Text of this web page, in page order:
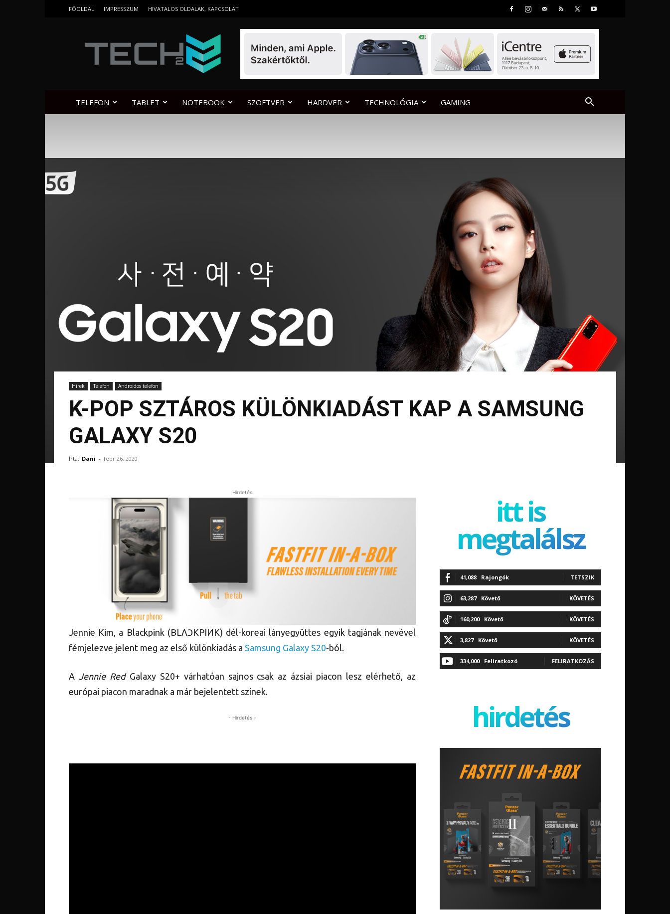
FŐOLDAL IMPRESSZUM HIVATALOS OLDALAK, KAPCSOLAT
TELEFON TABLET NOTEBOOK SZOFTVER HARDVER TECHNOLÓGIA GAMING
Hírek Telefon Androidos telefon
K-POP SZTÁROS KÜLÖNKIADÁST KAP A SAMSUNG
GALAXY S20
Írta: Dani - febr 26, 2020
Hirdetés
Jennie Kim, a Blackpink (BLΛƆKPIИK) dél-koreai lányegyüttes egyik tagjának nevével
fémjelezve jelent meg az első különkiadás a Samsung Galaxy S20-ból.
A Jennie RedGalaxy S20+ várhatóan sajnos csak az ázsiai piacon lesz elérhető, az
európai piacon maradnak a már bejelentett színek.
- Hirdetés -
itt is
megtalálsz
41,088 Rajongók TETSZIK
63,287 Követő KÖVETÉS
160,200 Követő KÖVETÉS
3,827 Követő KÖVETÉS
334,000 Feliratkozó FELIRATKOZÁS
hirdetés